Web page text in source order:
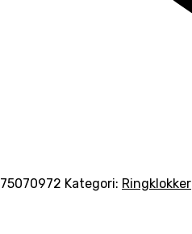
75070972 Kategori: Ringklokker